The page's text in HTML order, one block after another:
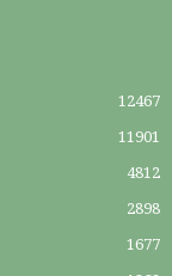
12467
11901
4812
2898
1677